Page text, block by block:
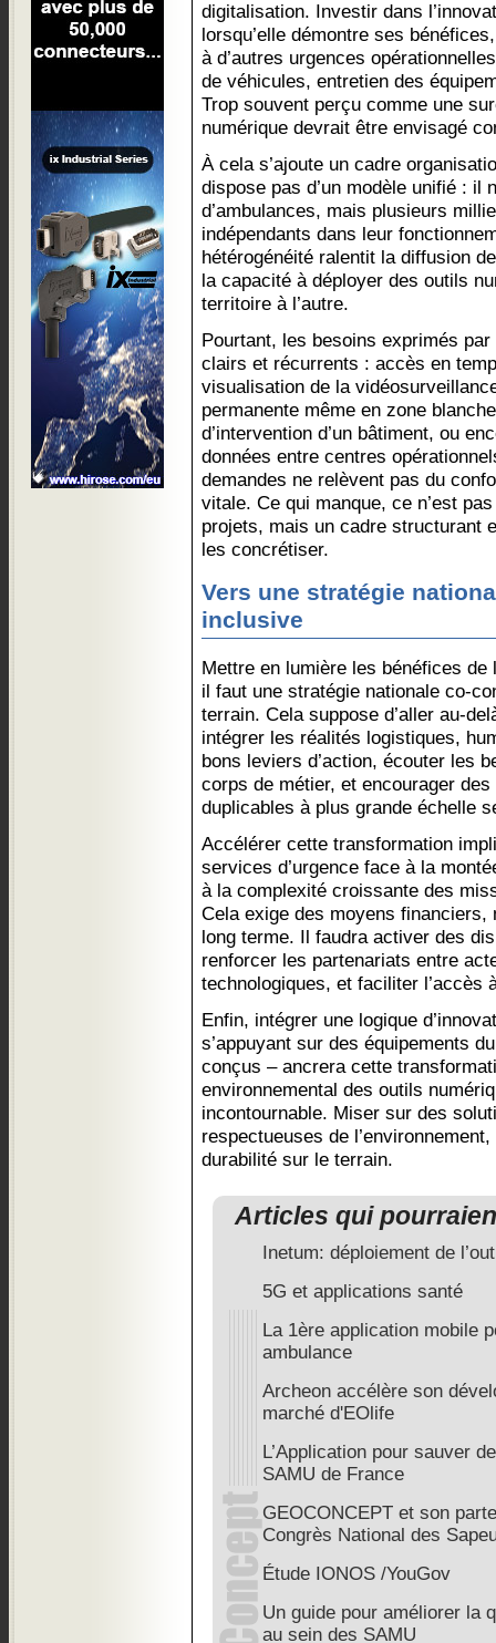
digitalisation. Investir dans
lorsqu’elle démontre ses
à d’autres urgences
de véhicules, entretien des
Trop souvent perçu comme une
numérique devrait être envisagé
À cela s’ajoute un cadre
dispose pas d’un modèle unifié : il
d’ambulances, mais plusieurs
indépendants dans leur
hétérogénéité ralentit la diffusion
la capacité à déployer des outils
territoire à l’autre.
Pourtant, les besoins exprimés
clairs et récurrents : accès en
visualisation de la
permanente même en zone
d’intervention d’un bâtiment, ou
données entre centres
demandes ne relèvent pas du
vitale. Ce qui manque, ce n’est
projets, mais un cadre structurant
les concrétiser.
Vers une stratégie
inclusive
Mettre en lumière les bénéfices
il faut une stratégie nationale co-
terrain. Cela suppose d’aller au-
intégrer les réalités logistiques,
bons leviers d’action, écouter les
corps de métier, et encourager
duplicables à plus grande échelle
Accélérer cette transformation
services d’urgence face à la
à la complexité croissante des
Cela exige des moyens
long terme. Il faudra activer des
renforcer les partenariats entre
technologiques, et faciliter l’accès
Enfin, intégrer une logique
s’appuyant sur des équipements
conçus – ancrera cette
environnemental des outils
incontournable. Miser sur des
respectueuses de
durabilité sur le terrain.
Articles qui
Inetum: déploiement de
5G et applications santé
La 1ère application mobile
ambulance
Archeon accélère son
marché d'EOlife
L’Application pour sauver
SAMU de France
GEOCONCEPT et son
Congrès National des
Étude IONOS /YouGov
Un guide pour améliorer la
au sein des SAMU